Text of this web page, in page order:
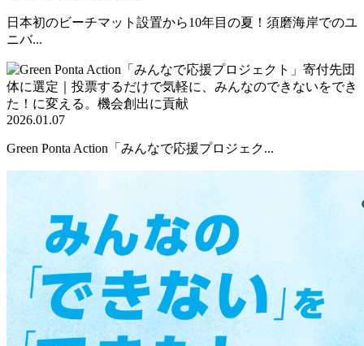
日本初のビーチマット設置から10年目の夏！須磨海岸でのユ
ニバ...
2026.01.07
Green Ponta Action「みんなで応援プロジェク...